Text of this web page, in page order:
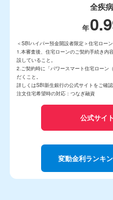
全疾
＜SBIハイパー預金開設者限定＞住宅ロー
1.本審査後、住宅ローンのご契約手続き内
設していること。
2.ご契約時に「パワースマート住宅ローン
だくこと。
詳しくはSBI新生銀行の公式サイトをご確認
注文住宅希望時の対応：つなぎ融資
公式サイ
変動金利ランキ